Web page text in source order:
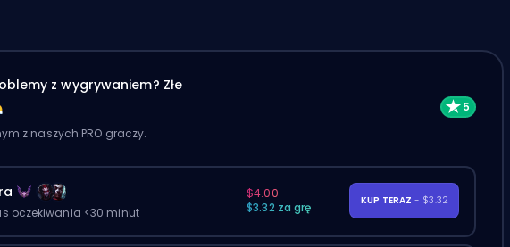
z wygrywaniem? Złe
z naszych PRO graczy.
oczekiwania <30 minut
$4.00
$3.32 za grę
KUP TERAZ - $3.32